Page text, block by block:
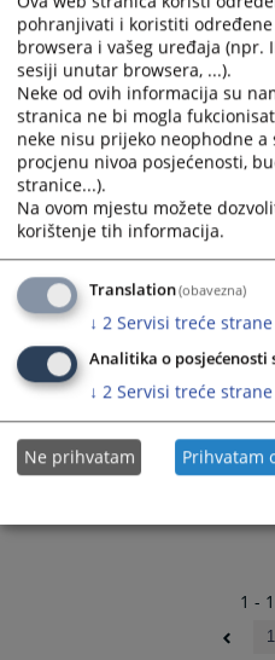
Едиса Шикало, службеник за
+387 (0)33 704 604
vstvpress@pravosudje.ba
edisa.sikalo@pravosudje.ba
399
1 -
1
pohranjivati i koristiti
browsera i vašeg uređaja (npr.
sesiji unutar browsera, ...).
Neke od ovih informacija su
stranica ne bi mogla
neke nisu prijeko neophodne
procjenu nivoa posjećenosti,
stranice...).
Na ovom mjestu možete
korištenje tih informacija.
Translation(obavezna)
↓ 2 Servisi treće strane
Analitika o posjećenosti
↓ 2 Servisi treće strane
Ne prihvatam Prihvatam